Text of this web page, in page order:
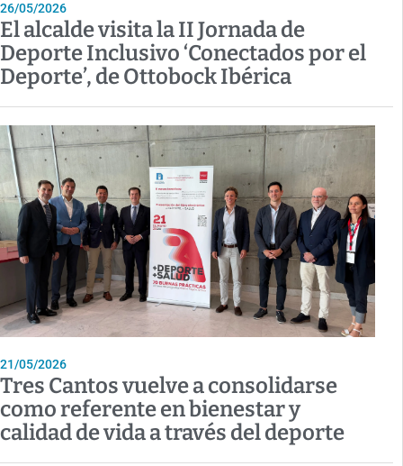
26/05/2026
El alcalde visita la II Jornada de
Deporte Inclusivo ‘Conectados por el
Deporte’, de Ottobock Ibérica
21/05/2026
Tres Cantos vuelve a consolidarse
como referente en bienestar y
calidad de vida a través del deporte